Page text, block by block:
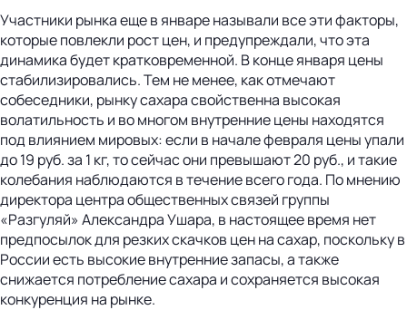
Участники рынка еще в январе называли все эти факторы,
которые повлекли рост цен, и предупреждали, что эта
динамика будет кратковременной. В конце января цены
стабилизировались. Тем не менее, как отмечают
собеседники, рынку сахара свойственна высокая
волатильность и во многом внутренние цены находятся
под влиянием мировых: если в начале февраля цены упали
до 19 руб. за 1 кг, то сейчас они превышают 20 руб., и такие
колебания наблюдаются в течение всего года. По мнению
директора центра общественных связей группы
«Разгуляй» Александра Ушара, в настоящее время нет
предпосылок для резких скачков цен на сахар, поскольку в
России есть высокие внутренние запасы, а также
снижается потребление сахара и сохраняется высокая
конкуренция на рынке.